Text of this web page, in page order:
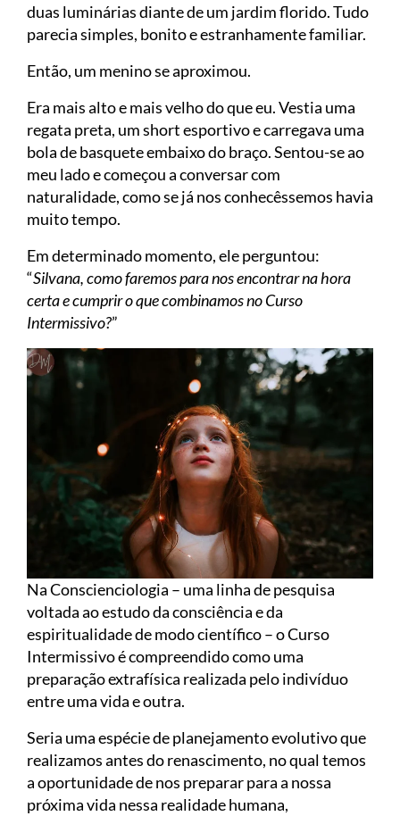
duas luminárias diante de um jardim florido. Tudo
parecia simples, bonito e estranhamente familiar.
Então, um menino se aproximou.
Era mais alto e mais velho do que eu. Vestia uma
regata preta, um short esportivo e carregava uma
bola de basquete embaixo do braço. Sentou-se ao
meu lado e começou a conversar com
naturalidade, como se já nos conhecêssemos havia
muito tempo.
Em determinado momento, ele perguntou:
“Silvana, como faremos para nos encontrar na hora
certa e cumprir o que combinamos no Curso
Intermissivo?”
Na Conscienciologia – uma linha de pesquisa
voltada ao estudo da consciência e da
espiritualidade de modo científico – o Curso
Intermissivo é compreendido como uma
preparação extrafísica realizada pelo indivíduo
entre uma vida e outra.
Seria uma espécie de planejamento evolutivo que
realizamos antes do renascimento, no qual temos
a oportunidade de nos preparar para a nossa
próxima vida nessa realidade humana,